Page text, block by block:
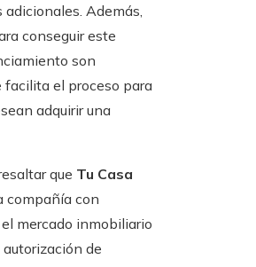
Además,
conseguir este
son
facilita el proceso para
adquirir una
que Tu Casa
compañía con
mercado inmobiliario
de